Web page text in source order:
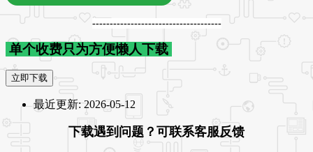
-------------------------------------
单个收费只为方便懒人下载
立即下载
最近更新:2026-05-12
下载遇到问题？可联系客服反馈